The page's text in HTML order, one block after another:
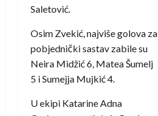
Saletović.
Osim Zvekić, najviše golova za
pobjednički sastav zabile su
Neira Midžić 6, Matea Šumelj
5 i Sumejja Mujkić 4.
U ekipi Katarine Adna